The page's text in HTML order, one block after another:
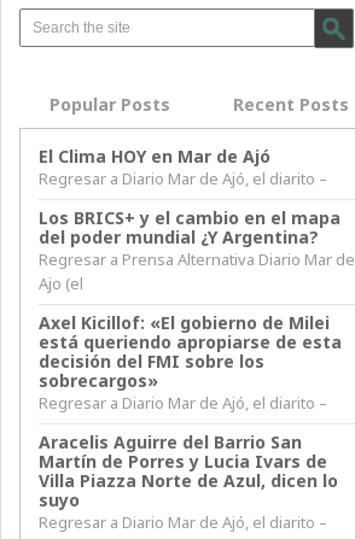
Popular Posts Recent Posts
El Clima HOY en Mar de Ajó
Regresar a Diario Mar de Ajó, el diarito –
Los BRICS+ y el cambio en el mapa
del poder mundial ¿Y Argentina?
Regresar a Prensa Alternativa Diario Mar de
Ajo (el
Axel Kicillof: «El gobierno de Milei
está queriendo apropiarse de esta
decisión del FMI sobre los
sobrecargos»
Regresar a Diario Mar de Ajó, el diarito –
Aracelis Aguirre del Barrio San
Martín de Porres y Lucia Ivars de
Villa Piazza Norte de Azul, dicen lo
suyo
Regresar a Diario Mar de Ajó, el diarito –